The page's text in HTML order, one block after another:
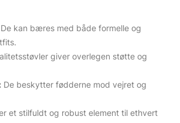
De kan bæres med både formelle og
giver overlegen støtte og
De beskytter fødderne mod vejret og
et stilfuldt og robust element til ethvert